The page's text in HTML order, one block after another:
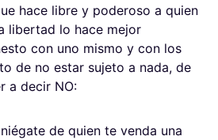
hace libre y poderoso a quien
libertad lo hace mejor
con uno mismo y con los
de no estar sujeto a nada, de
a decir NO:
de quien te venda una